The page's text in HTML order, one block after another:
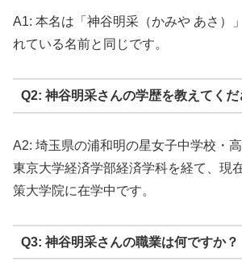
A1: 本名は「神谷明采（かみや あさ）
れている名前と同じです。
Q2: 神谷明采さんの学歴を教えてくだ
A2: 埼玉県の浦和明の星女子中学校・高
東京大学経済学部経済学科を経て、現
策大学院に在学中です。
Q3: 神谷明采さんの職業は何ですか？